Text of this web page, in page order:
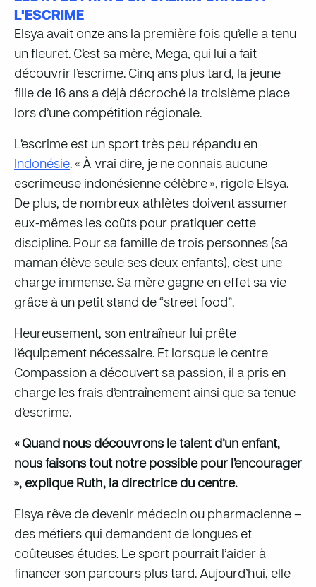
L'ESCRIME
Elsya avait onze ans la première fois qu’elle a tenu
un fleuret. C’est sa mère, Mega, qui lui a fait
découvrir l’escrime. Cinq ans plus tard, la jeune
fille de 16 ans a déjà décroché la troisième place
lors d’une compétition régionale.
L’escrime est un sport très peu répandu en
Indonésie. « À vrai dire, je ne connais aucune
escrimeuse indonésienne célèbre », rigole Elsya.
De plus, de nombreux athlètes doivent assumer
eux-mêmes les coûts pour pratiquer cette
discipline. Pour sa famille de trois personnes (sa
maman élève seule ses deux enfants), c’est une
charge immense. Sa mère gagne en effet sa vie
grâce à un petit stand de “street food”.
Heureusement, son entraîneur lui prête
l’équipement nécessaire. Et lorsque le centre
Compassion a découvert sa passion, il a pris en
charge les frais d’entraînement ainsi que sa tenue
d’escrime.
« Quand nous découvrons le talent d’un enfant,
nous faisons tout notre possible pour l’encourager
», explique Ruth, la directrice du centre.
Elsya rêve de devenir médecin ou pharmacienne –
des métiers qui demandent de longues et
coûteuses études. Le sport pourrait l’aider à
financer son parcours plus tard. Aujourd’hui, elle